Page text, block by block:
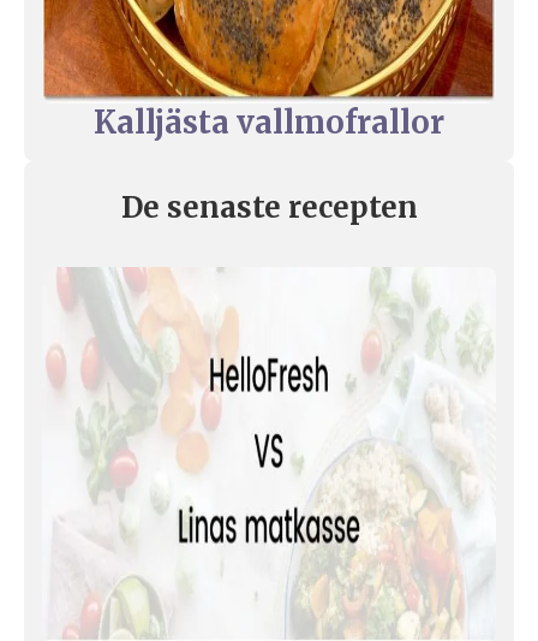
Kalljästa vallmofrallor
De senaste recepten